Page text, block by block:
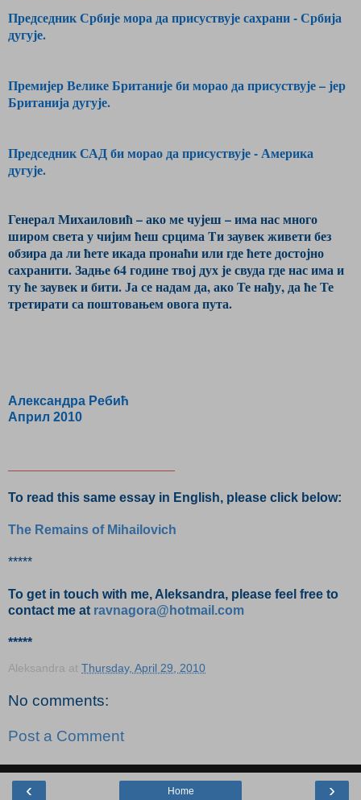
Председник Србије мора да присуствује сахрани - Србија
дугује.
Премијер Велике Британије би морао да присуствује – јер
Британија дугује.
Председник САД би морао да присуствује - Америка
дугује.
Генерал Михаиловић – ако ме чујеш – има нас много
широм света у чијим ћеш срцима Tи заувек живети без
обзира да ли ћете икада пронаћи или где ћете достојно
сахранити. Задње 64 године твој дух је свуда где нас има и
ту ће заувек и бити. Ја се надам да, ако Те нађу, да ће Те
третирати са поштовањем овога пута.
Александра Ребић
Aприл 2010
To read this same essay in English, please click below:
The Remains of Mihailovich
*****
To get in touch with me, Aleksandra, please feel free to
contact me at ravnagora@hotmail.com
*****
Aleksandra at Thursday, April 29, 2010
No comments:
Post a Comment
‹ ›
Home